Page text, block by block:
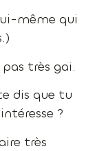
même qui
très gai.
dis que tu
?
très